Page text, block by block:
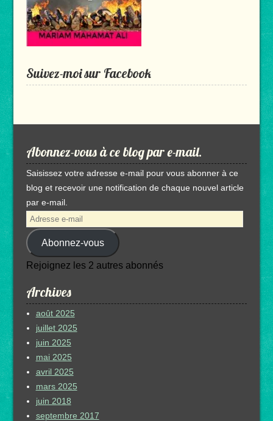
Suivez-moi sur Facebook
Abonnez-vous à ce blog par e-mail.
Saisissez votre adresse e-mail pour vous abonner à ce
blog et recevoir une notification de chaque nouvel article
par e-mail.
Adresse
e-
mail Abonnez-vous
Rejoignez les 2 autres abonnés
Archives
août 2025
juillet 2025
juin 2025
mai 2025
avril 2025
mars 2025
juin 2018
septembre 2017